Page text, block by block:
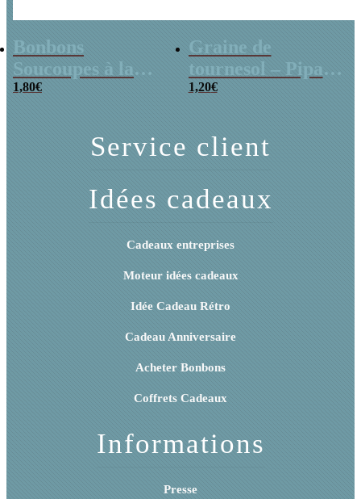
Bonbons
Soucoupes à la
poudre (x20)
1,80€
Graine de
tournesol – Pipas
x 3
1,20€
Service client
Idées cadeaux
Cadeaux entreprises
Moteur idées cadeaux
Idée Cadeau Rétro
Cadeau Anniversaire
Acheter Bonbons
Coffrets Cadeaux
Informations
Presse